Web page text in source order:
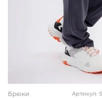
Брюки Артикул: